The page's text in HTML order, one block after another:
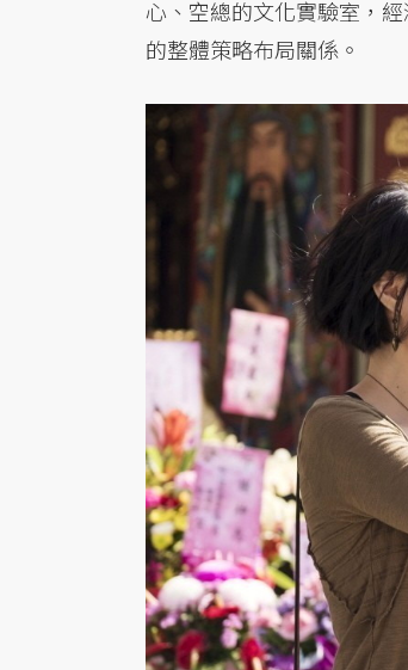
心、空總的文化實驗室，
的整體策略布局關係。